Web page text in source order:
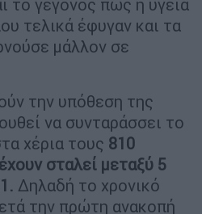
το γεγονός πως η υγεία
τελικά έφυγαν και τα
μάλλον σε
την υπόθεση της
να συνταράσσει το
χέρια τους 810
σταλεί μεταξύ 5
Δηλαδή το χρονικό
την πρώτη ανακοπή